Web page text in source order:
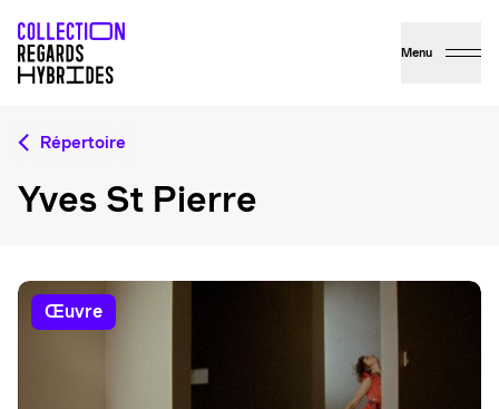
Menu
Répertoire
Yves St Pierre
œuvre